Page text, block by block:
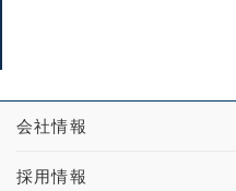
会社情報
採用情報